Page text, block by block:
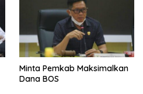
Minta Pemkab Maksimalkan
Dana BOS